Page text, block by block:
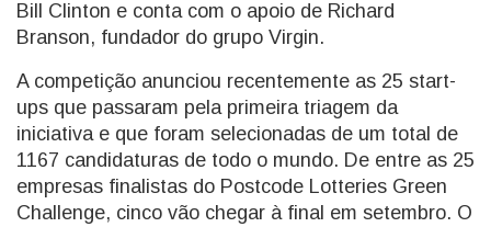
Bill Clinton e conta com o apoio de Richard
Branson, fundador do grupo Virgin.
A competição anunciou recentemente as 25 start-
ups que passaram pela primeira triagem da
iniciativa e que foram selecionadas de um total de
1167 candidaturas de todo o mundo. De entre as 25
empresas finalistas do Postcode Lotteries Green
Challenge, cinco vão chegar à final em setembro. O